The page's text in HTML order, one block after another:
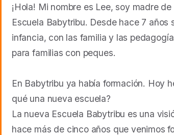
¡Hola! Mi nombre es Lee, soy madre
Escuela Babytribu. Desde hace 7
infancia, con las familia y las
para familias con peques.
En Babytribu ya había formación. Hoy
qué una nueva escuela?
La nueva Escuela Babytribu es una
hace más de cinco años que venimos